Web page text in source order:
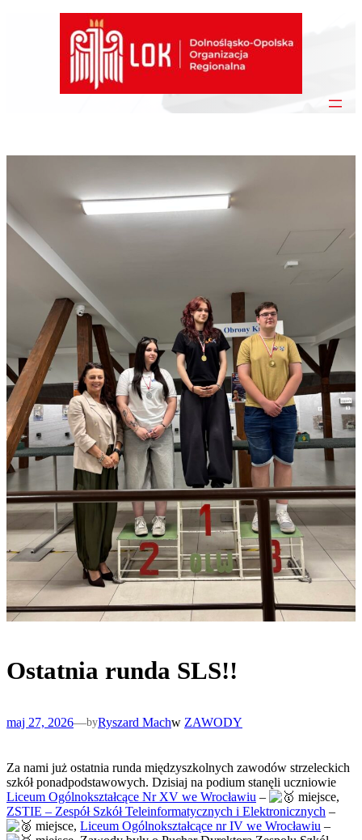
Ostatnia runda SLS!!
maj 27, 2026—byRyszard Machw ZAWODY
Za nami już ostatnia runda międzyszkolnych zawodów strzeleckich
szkół ponadpodstawowych. Dzisiaj na podium stanęli uczniowie
Liceum Ogólnokształcące Nr XV we Wrocławiu –
miejsce,
ZSTIE – Zespół Szkół Teleinformatycznych i Elektronicznych –
miejsce, Liceum Ogólnokształcące nr IV we Wrocławiu –